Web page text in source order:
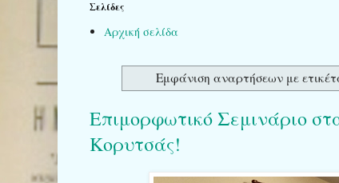
Σελίδες
Αρχική σελίδα
Εμφάνιση αναρτήσεων με
Επιμορφωτικό Σεμινάριο
Κορυτσάς!